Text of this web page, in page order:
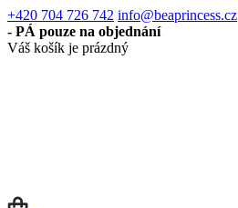
+420 704 726 742 info@beaprincess.cz
- PÁ pouze na objednání
Váš košík je prázdný